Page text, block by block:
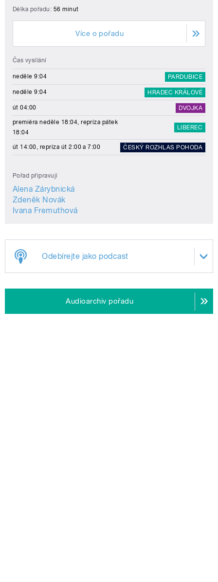
Délka pořadu: 56 minut
Více o pořadu
Čas vysílání
neděle 9:04 PARDUBICE
neděle 9:04 HRADEC KRÁLOVÉ
út 04:00 DVOJKA
premiéra neděle 18:04, repríza pátek
18:04
LIBEREC
út 14:00, repríza út 2:00 a 7:00 ČESKÝ ROZHLAS POHODA
Pořad připravují
Alena Zárybnická
Zdeněk Novák
Ivana Fremuthová
Odebírejte jako podcast
Audioarchiv pořadu